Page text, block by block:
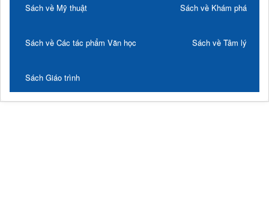
Sách về Mỹ thuật Sách về Khám phá
Sách về Các tác phẩm Văn học Sách về Tâm lý
Sách Giáo trình